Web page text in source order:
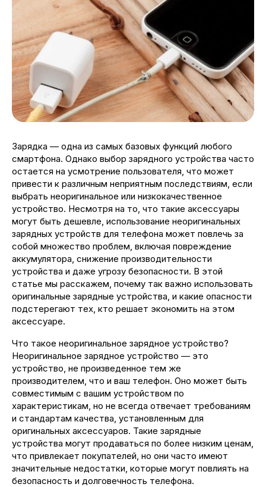
Зарядка — одна из самых базовых функций любого
смартфона. Однако выбор зарядного устройства часто
остается на усмотрение пользователя, что может
привести к различным неприятным последствиям, если
выбрать неоригинальное или низкокачественное
устройство. Несмотря на то, что такие аксессуары
могут быть дешевле, использование неоригинальных
зарядных устройств для телефона может повлечь за
собой множество проблем, включая повреждение
аккумулятора, снижение производительности
устройства и даже угрозу безопасности. В этой
статье мы расскажем, почему так важно использовать
оригинальные зарядные устройства, и какие опасности
подстерегают тех, кто решает экономить на этом
аксессуаре.
Что такое неоригинальное зарядное устройство?
Неоригинальное зарядное устройство — это
устройство, не произведенное тем же
производителем, что и ваш телефон. Оно может быть
совместимым с вашим устройством по
характеристикам, но не всегда отвечает требованиям
и стандартам качества, установленным для
оригинальных аксессуаров. Такие зарядные
устройства могут продаваться по более низким ценам,
что привлекает покупателей, но они часто имеют
значительные недостатки, которые могут повлиять на
безопасность и долговечность телефона.